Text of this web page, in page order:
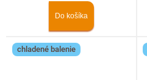
Do košíka
chladené balenie